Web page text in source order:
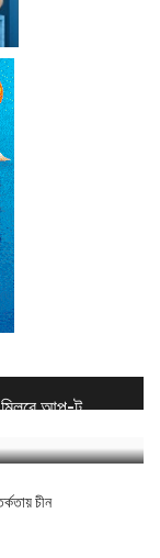
মিলবে আপ-টু...
চীন